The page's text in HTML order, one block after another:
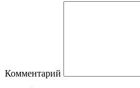
Комментарий